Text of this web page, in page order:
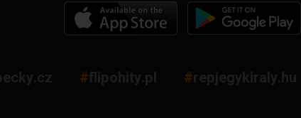
#flipohity.pl #repjegykiraly.hu